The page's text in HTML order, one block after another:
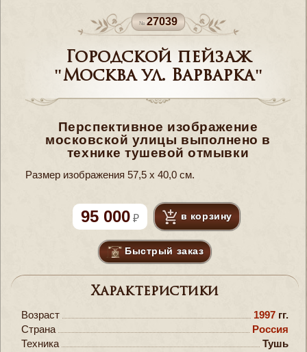
27039
Городской пейзаж
"Москва ул. Варварка"
Перспективное изображение
московской улицы выполнено в
технике тушевой отмывки
Размер изображения 57,5 х 40,0 см.
95 000 в корзину
Быстрый заказ
Характеристики
Возраст 1997 гг.
Страна
Россия
Техника
Тушь